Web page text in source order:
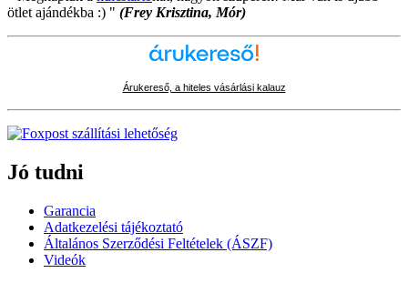
ötlet ajándékba :) " (Frey Krisztina, Mór)
Árukereső, a hiteles vásárlási kalauz
Jó tudni
Garancia
Adatkezelési tájékoztató
Általános Szerződési Feltételek (ÁSZF)
Videók